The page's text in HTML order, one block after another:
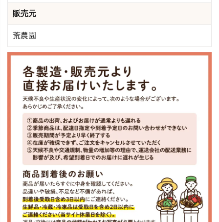
販売元
荒農園